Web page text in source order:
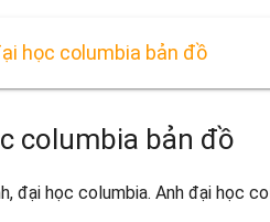
học columbia bản đồ
columbia bản đồ
đại học columbia. Anh đại học